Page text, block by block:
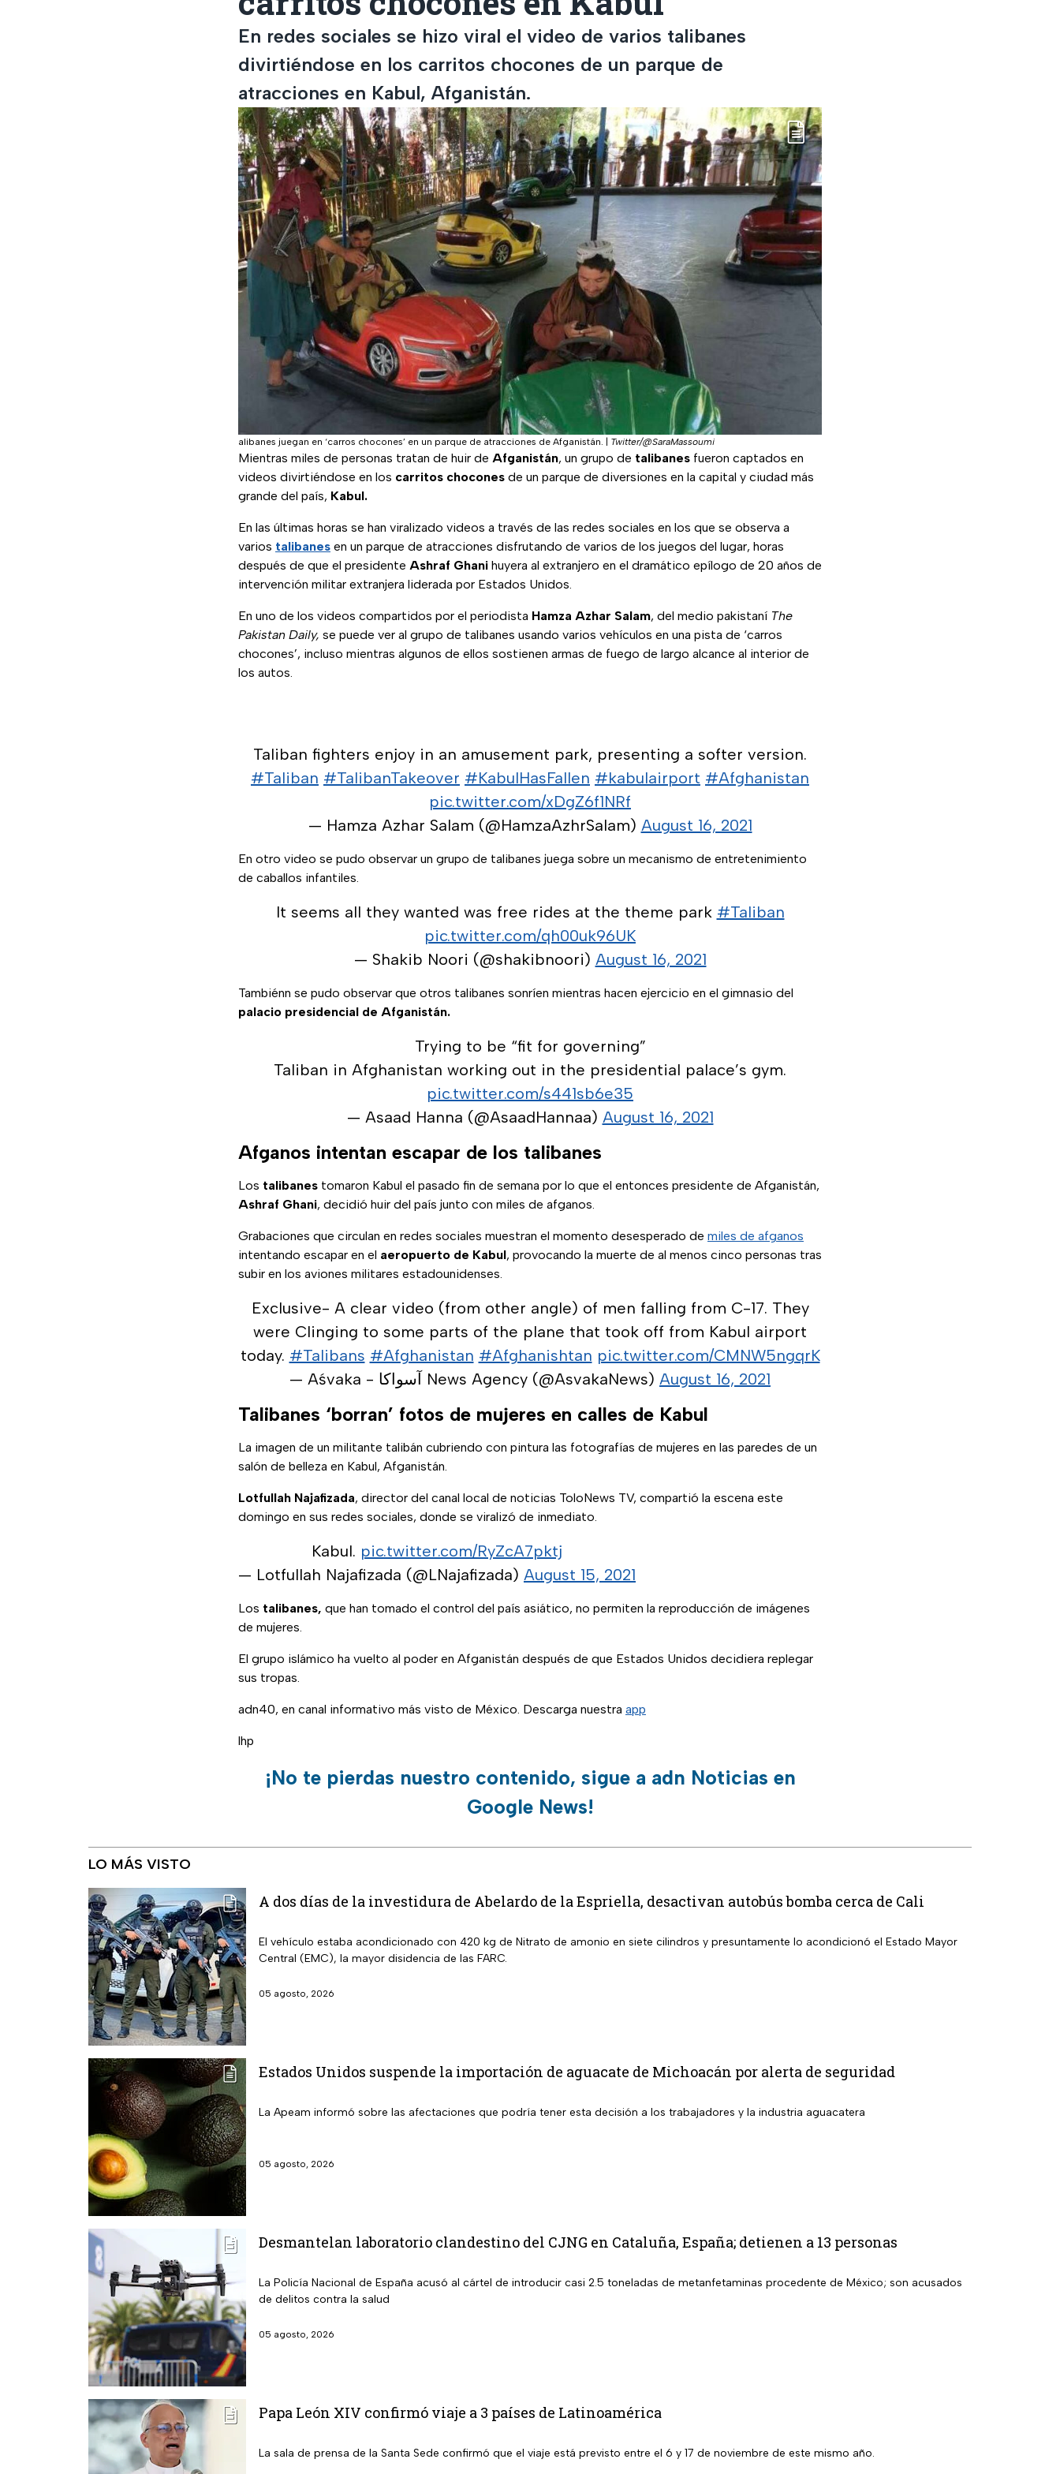
En redes sociales se hizo viral el video de varios talibanes
divirtiéndose en los carritos chocones de un parque de
atracciones en Kabul, Afganistán.
alibanes juegan en ‘carros chocones’ en un parque de atracciones de Afganistán. Twitter/@SaraMassoumi
Mientras miles de personas tratan de huir de Afganistán, un grupo de talibanes fueron captados en
videos divirtiéndose en los carritos chocones de un parque de diversiones en la capital y ciudad más
grande del país, Kabul.
En las últimas horas se han viralizado videos a través de las redes sociales en los que se observa a
varios talibanes en un parque de atracciones disfrutando de varios de los juegos del lugar, horas
después de que el presidente Ashraf Ghani huyera al extranjero en el dramático epílogo de 20 años de
intervención militar extranjera liderada por Estados Unidos.
En uno de los videos compartidos por el periodista Hamza Azhar Salam, del medio pakistaní The
Pakistan Daily, se puede ver al grupo de talibanes usando varios vehículos en una pista de ‘carros
chocones’, incluso mientras algunos de ellos sostienen armas de fuego de largo alcance al interior de
los autos.
Taliban fighters enjoy in an amusement park, presenting a softer version.
#Taliban #TalibanTakeover #KabulHasFallen #kabulairport #Afghanistan
pic.twitter.com/xDgZ6f1NRf
— Hamza Azhar Salam (@HamzaAzhrSalam) August 16, 2021
En otro video se pudo observar un grupo de talibanes juega sobre un mecanismo de entretenimiento
de caballos infantiles.
It seems all they wanted was free rides at the theme park #Taliban
pic.twitter.com/qh00uk96UK
— Shakib Noori (@shakibnoori) August 16, 2021
Tambiénn se pudo observar que otros talibanes sonríen mientras hacen ejercicio en el gimnasio del
palacio presidencial de Afganistán.
Trying to be “fit for governing”
Taliban in Afghanistan working out in the presidential palace’s gym.
pic.twitter.com/s441sb6e35
— Asaad Hanna (@AsaadHannaa) August 16, 2021
Afganos intentan escapar de los talibanes
Los talibanes tomaron Kabul el pasado fin de semana por lo que el entonces presidente de Afganistán,
Ashraf Ghani, decidió huir del país junto con miles de afganos.
Grabaciones que circulan en redes sociales muestran el momento desesperado de miles de afganos
intentando escapar en el aeropuerto de Kabul, provocando la muerte de al menos cinco personas tras
subir en los aviones militares estadounidenses.
Exclusive- A clear video (from other angle) of men falling from C-17. They
were Clinging to some parts of the plane that took off from Kabul airport
today. #Talibans #Afghanistan #Afghanishtan pic.twitter.com/CMNW5ngqrK
— Aśvaka - آسواکا News Agency (@AsvakaNews) August 16, 2021
Talibanes ‘borran’ fotos de mujeres en calles de Kabul
La imagen de un militante talibán cubriendo con pintura las fotografías de mujeres en las paredes de un
salón de belleza en Kabul, Afganistán.
Lotfullah Najafizada, director del canal local de noticias ToloNews TV, compartió la escena este
domingo en sus redes sociales, donde se viralizó de inmediato.
Kabul. pic.twitter.com/RyZcA7pktj
— Lotfullah Najafizada (@LNajafizada) August 15, 2021
Los talibanes, que han tomado el control del país asiático, no permiten la reproducción de imágenes
de mujeres.
El grupo islámico ha vuelto al poder en Afganistán después de que Estados Unidos decidiera replegar
sus tropas.
adn40, en canal informativo más visto de México. Descarga nuestra app
lhp
¡No te pierdas nuestro contenido, sigue a adn Noticias en
Google News!
LO MÁS VISTO
A dos días de la investidura de Abelardo de la Espriella, desactivan autobús bomba cerca de Cali
El vehículo estaba acondicionado con 420 kg de Nitrato de amonio en siete cilindros y presuntamente lo acondicionó el Estado Mayor
Central (EMC), la mayor disidencia de las FARC.
05 agosto, 2026
Estados Unidos suspende la importación de aguacate de Michoacán por alerta de seguridad
La Apeam informó sobre las afectaciones que podría tener esta decisión a los trabajadores y la industria aguacatera
05 agosto, 2026
Desmantelan laboratorio clandestino del CJNG en Cataluña, España; detienen a 13 personas
La Policía Nacional de España acusó al cártel de introducir casi 2.5 toneladas de metanfetaminas procedente de México; son acusados
de delitos contra la salud
05 agosto, 2026
Papa León XIV confirmó viaje a 3 países de Latinoamérica
La sala de prensa de la Santa Sede confirmó que el viaje está previsto entre el 6 y 17 de noviembre de este mismo año.